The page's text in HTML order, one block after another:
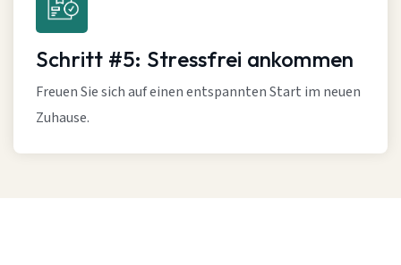
Schritt #5: Stressfrei ankommen
Freuen Sie sich auf einen entspannten Start im neuen
Zuhause.